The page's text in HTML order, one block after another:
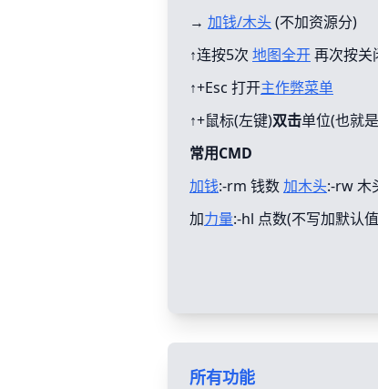
→ 加钱/木头(不加资源分)
↑连按5次 地图全开再次按关
↑+Esc 打开主作弊菜单
↑+鼠标(左键)双击单位(也就
常用CMD
加钱:-rm 钱数加木头:-rw 木
加力量:-hl 点数(不写加默认
所有功能